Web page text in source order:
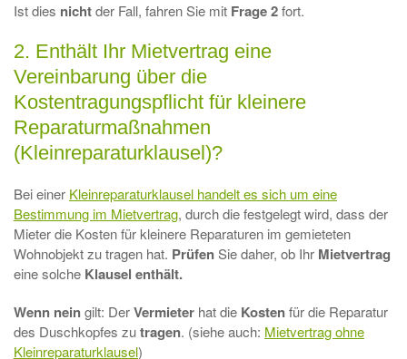
Ist dies nichtder Fall, fahren Sie mit Frage 2fort.
2. Enthält Ihr Mietvertrag eine
Vereinbarung über die
Kostentragungspflicht für kleinere
Reparaturmaßnahmen
(Kleinreparaturklausel)?
Bei einer Kleinreparaturklausel handelt es sich um eine
Bestimmung im Mietvertrag, durch die festgelegt wird, dass der
Mieter die Kosten für kleinere Reparaturen im gemieteten
Wohnobjekt zu tragen hat. PrüfenSie daher, ob Ihr Mietvertrag
eine solche Klausel enthält.
Wenn neingilt: DerVermieter hat die Kostenfür die Reparatur
des Duschkopfes zutragen. (siehe auch: Mietvertrag ohne
Kleinreparaturklausel)